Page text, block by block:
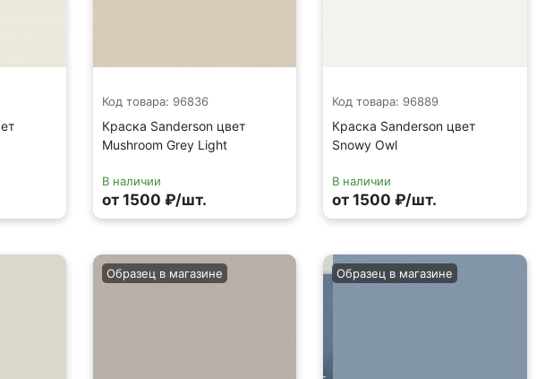
Код товара: 96836
Краска Sanderson цвет
Mushroom Grey Light
В наличии
от 1500 ₽/шт.
Код товара: 96889
Краска Sanderson цвет
Snowy Owl
В наличии
от 1500 ₽/шт.
Образец в магазине Образец в магазине